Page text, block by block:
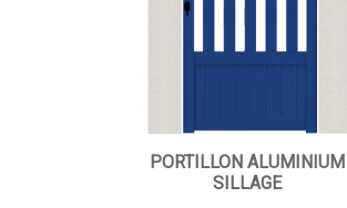
PORTILLON ALUMINIUM
SILLAGE